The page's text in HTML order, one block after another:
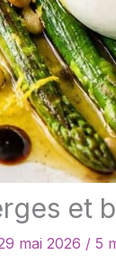
et
mai 2026 / 5